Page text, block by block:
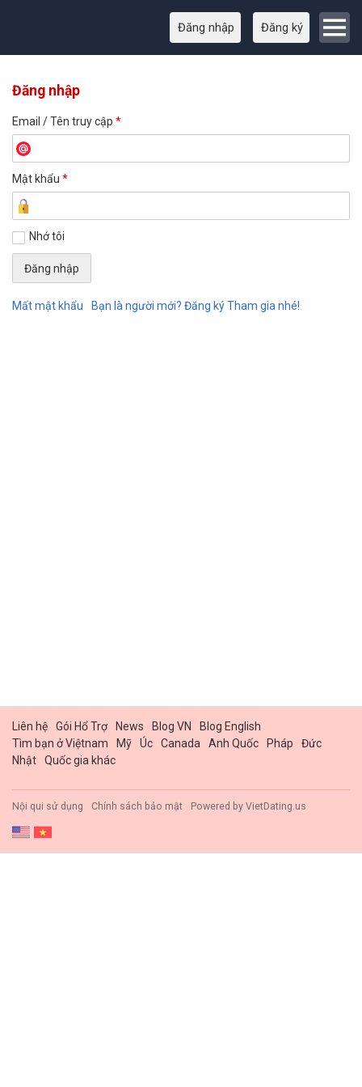
Đăng nhập Đăng ký
Đăng nhập
Email / Tên truy cập *
Mật khẩu *
Nhớ tôi
Mất mật khẩu Bạn là người mới? Đăng ký Tham gia nhé!
Liên hệ Gói Hổ Trợ News Blog VN
Blog English
Tìm bạn ở Việtnam
Mỹ Úc Canada Anh Quốc Pháp
Đức
Nhật
Quốc gia khác
Nội qui sử dụng Chính sách bảo mật Powered by VietDating.us